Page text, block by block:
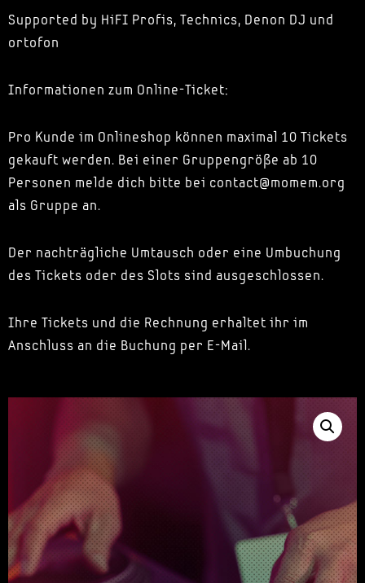
Supported by HiFI Profis, Technics, Denon DJ und
ortofon
Informationen zum Online-Ticket:
Pro Kunde im Onlineshop können maximal 10 Tickets
gekauft werden. Bei einer Gruppengröße ab 10
Personen melde dich bitte bei contact@momem.org
als Gruppe an.
Der nachträgliche Umtausch oder eine Umbuchung
des Tickets oder des Slots sind ausgeschlossen.
Ihre Tickets und die Rechnung erhaltet ihr im
Anschluss an die Buchung per E-Mail.